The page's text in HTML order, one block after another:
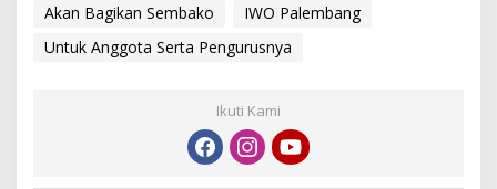
Akan Bagikan Sembako
IWO Palembang
Untuk Anggota Serta Pengurusnya
Ikuti Kami